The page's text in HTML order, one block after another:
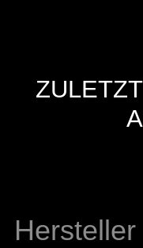
Hersteller